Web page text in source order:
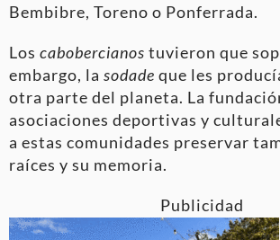
Bembibre, Toreno o Ponferrada.
Los cabobercianos tuvieron que
embargo, la sodade que les
otra parte del planeta. La
asociaciones deportivas y
a estas comunidades preservar
raíces y su memoria.
Publicidad